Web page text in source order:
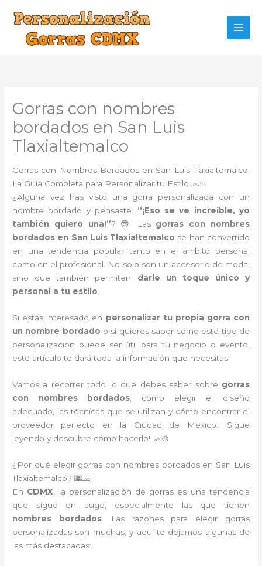
contenido
Gorras con nombres
bordados en San Luis
Tlaxialtemalco
Gorras con Nombres Bordados en San Luis Tlaxialtemalco:
La Guía Completa para Personalizar tu Estilo 🧢✨
¿Alguna vez has visto una gorra personalizada con un
nombre bordado y pensaste: “¡Eso se ve increíble, yo
también quiero una!”? 😎 Las gorras con nombres
bordados en San Luis Tlaxialtemalco se han convertido
en una tendencia popular tanto en el ámbito personal
como en el profesional. No solo son un accesorio de moda,
sino que también permiten darle un toque único y
personal a tu estilo.
Si estás interesado en personalizar tu propia gorra con
un nombre bordado o si quieres saber cómo este tipo de
personalización puede ser útil para tu negocio o evento,
este artículo te dará toda la información que necesitas.
Vamos a recorrer todo lo que debes saber sobre gorras
con nombres bordados , cómo elegir el diseño
adecuado, las técnicas que se utilizan y cómo encontrar el
proveedor perfecto en la Ciudad de México. ¡Sigue
leyendo y descubre cómo hacerlo! 🧢🎨
¿Por qué elegir gorras con nombres bordados en San Luis
Tlaxialtemalco? 🌆🧢
En CDMX , la personalización de gorras es una tendencia
que sigue en auge, especialmente las que tienen
nombres bordados. Las razones para elegir gorras
personalizadas son muchas, y aquí te dejamos algunas de
las más destacadas: